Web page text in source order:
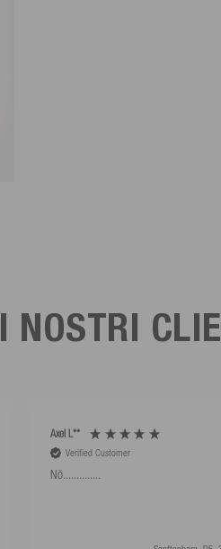
NOSTRI
Axel L**
Verified Customer
Nö..............